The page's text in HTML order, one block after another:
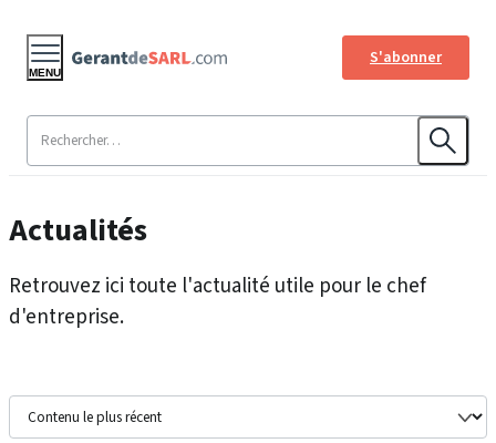
S'abonner
MENU
Actualités
Retrouvez ici toute l'actualité utile pour le chef
d'entreprise.